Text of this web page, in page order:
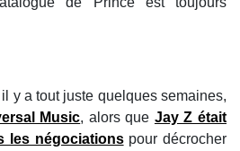
y a tout juste quelques semaines,
Music, alors que Jay Z était
les négociationspour décrocher